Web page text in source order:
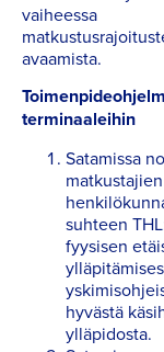
vaiheessa
avaamista.
terminaaleihin
Satamissa
suhteen
fyysisen
hyvästä
ylläpidosta.